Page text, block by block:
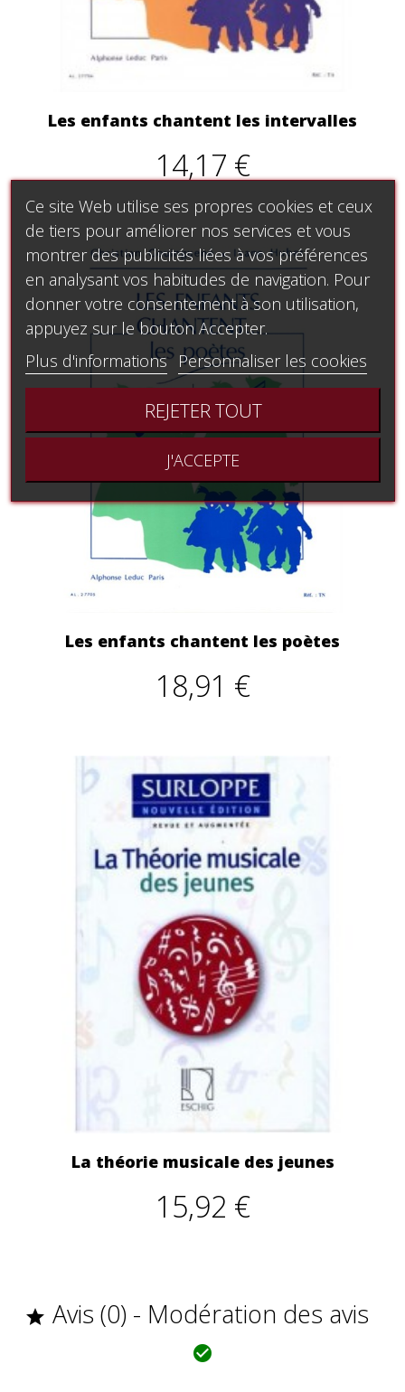
Les enfants chantent les intervalles
14,17 €
Les enfants chantent les poètes
18,91 €
La théorie musicale des jeunes
15,92 €
 Avis (0) - Modération des avis

Ce site Web utilise ses propres cookies et ceux
de tiers pour améliorer nos services et vous
montrer des publicités liées à vos préférences
en analysant vos habitudes de navigation. Pour
donner votre consentement à son utilisation,
appuyez sur le bouton Accepter.
Plus d'informations
Personnaliser les cookies
REJETER TOUT
J'ACCEPTE